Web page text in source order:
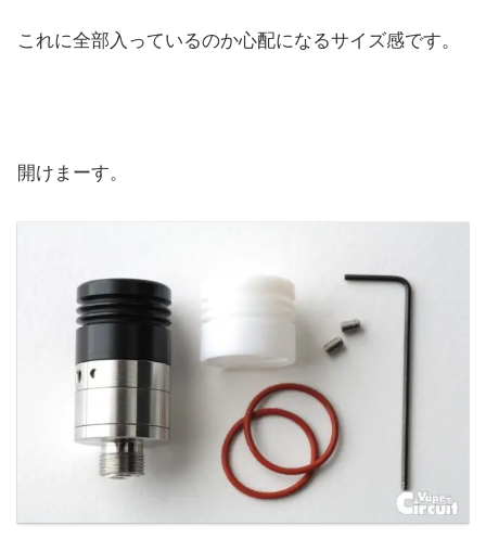
これに全部入っているのか心配になるサイズ感です。
開けまーす。